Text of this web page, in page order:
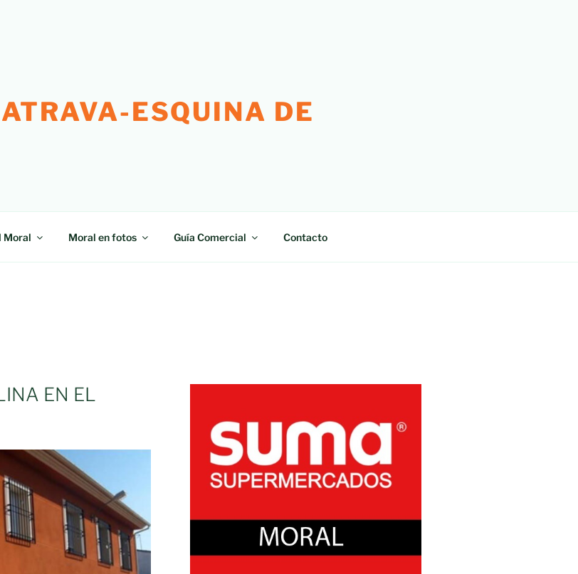
ESQUINA DE
Moral Moral en fotos Guía Comercial Contacto
EN EL